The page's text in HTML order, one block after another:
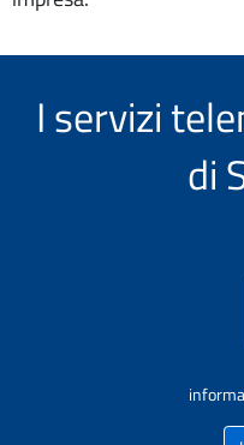
I servizi
di